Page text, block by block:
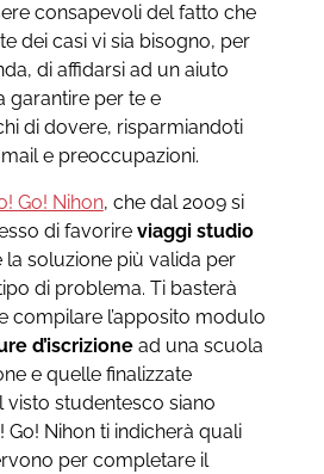
consapevoli del fatto che
dei casi vi sia bisogno, per
di affidarsi ad un aiuto
garantire per te e
di dovere, risparmiandoti
e preoccupazioni.
Go! Nihon, che dal 2009 si
di favorire viaggi studio
la soluzione più valida per
di problema. Ti basterà
compilare l’apposito modulo
d’iscrizionead una scuola
e quelle finalizzate
visto studentesco siano
Go! Nihon ti indicherà quali
per completare il